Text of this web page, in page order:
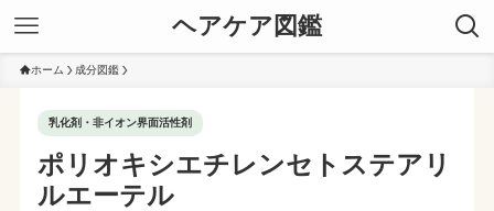
ヘアケア図鑑
ホーム 成分図鑑
乳化剤・非イオン界面活性剤
ポリオキシエチレンセトステアリ
ルエーテル